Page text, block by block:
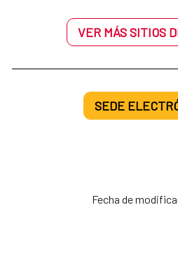
VER MÁS SITIOS
SEDE
Fecha de